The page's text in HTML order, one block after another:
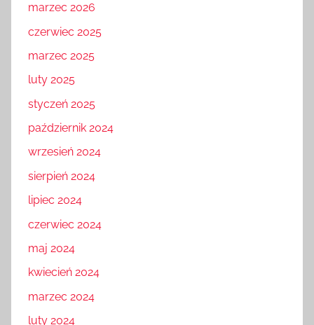
marzec 2026
czerwiec 2025
marzec 2025
luty 2025
styczeń 2025
październik 2024
wrzesień 2024
sierpień 2024
lipiec 2024
czerwiec 2024
maj 2024
kwiecień 2024
marzec 2024
luty 2024